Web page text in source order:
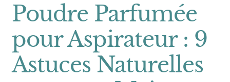
Poudre Parfumée
pour Aspirateur : 9
Astuces Naturelles